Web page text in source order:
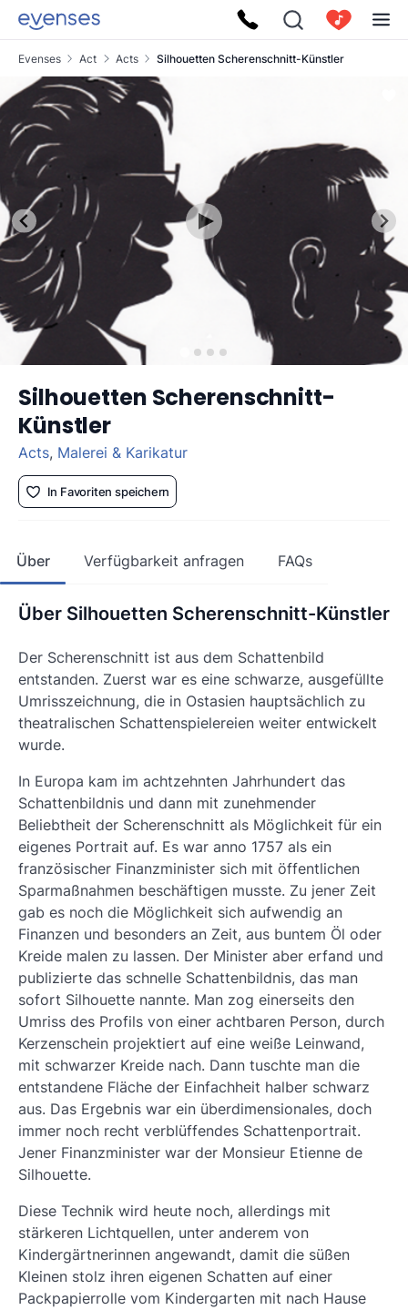
Evenses Act Acts Silhouetten Scherenschnitt-Künstler
Silhouetten Scherenschnitt-
Künstler
Acts, Malerei & Karikatur
In Favoriten speichern
Über Verfügbarkeit anfragen FAQs
Über Silhouetten Scherenschnitt-Künstler
Der Scherenschnitt ist aus dem Schattenbild
entstanden. Zuerst war es eine schwarze, ausgefüllte
Umrisszeichnung, die in Ostasien hauptsächlich zu
theatralischen Schattenspielereien weiter entwickelt
wurde.
In Europa kam im achtzehnten Jahrhundert das
Schattenbildnis und dann mit zunehmender
Beliebtheit der Scherenschnitt als Möglichkeit für ein
eigenes Portrait auf. Es war anno 1757 als ein
französischer Finanzminister sich mit öffentlichen
Sparmaßnahmen beschäftigen musste. Zu jener Zeit
gab es noch die Möglichkeit sich aufwendig an
Finanzen und besonders an Zeit, aus buntem Öl oder
Kreide malen zu lassen. Der Minister aber erfand und
publizierte das schnelle Schattenbildnis, das man
sofort Silhouette nannte. Man zog einerseits den
Umriss des Profils von einer achtbaren Person, durch
Kerzenschein projektiert auf eine weiße Leinwand,
mit schwarzer Kreide nach. Dann tuschte man die
entstandene Fläche der Einfachheit halber schwarz
aus. Das Ergebnis war ein überdimensionales, doch
immer noch recht verblüffendes Schattenportrait.
Jener Finanzminister war der Monsieur Etienne de
Silhouette.
Diese Technik wird heute noch, allerdings mit
stärkeren Lichtquellen, unter anderem von
Kindergärtnerinnen angewandt, damit die süßen
Kleinen stolz ihren eigenen Schatten auf einer
Packpapierrolle vom Kindergarten mit nach Hause